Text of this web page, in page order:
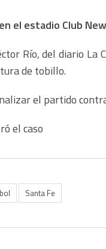
el estadio Club
Río, del diario La
de tobillo.
el partido
el caso
Santa Fe